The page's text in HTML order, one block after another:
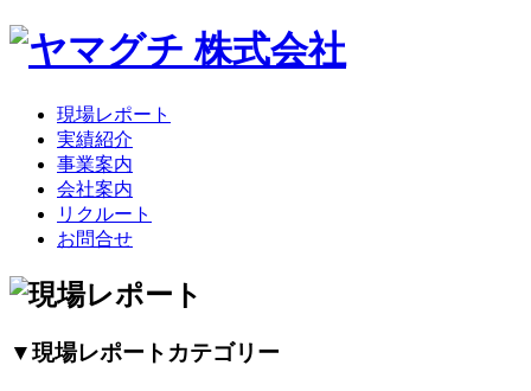
現場レポート
実績紹介
事業案内
会社案内
リクルート
お問合せ
▼現場レポートカテゴリー